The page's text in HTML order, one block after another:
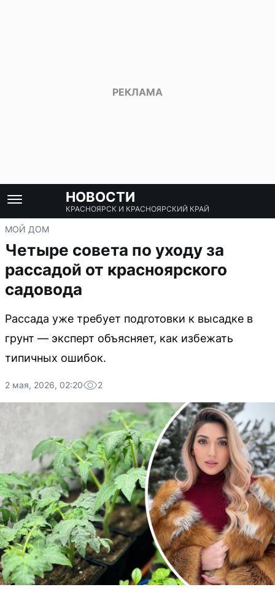
НОВОСТИ
КРАСНОЯРСК И КРАСНОЯРСКИЙ КРАЙ
МОЙ ДОМ
Четыре совета по уходу за
рассадой от красноярского
садовода
Рассада уже требует подготовки к высадке в
грунт — эксперт объясняет, как избежать
типичных ошибок.
2 мая, 2026, 02:20 2